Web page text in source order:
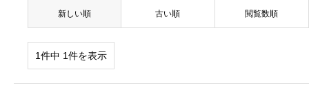
新しい順 古い順 閲覧数順
1件中 1件を表示